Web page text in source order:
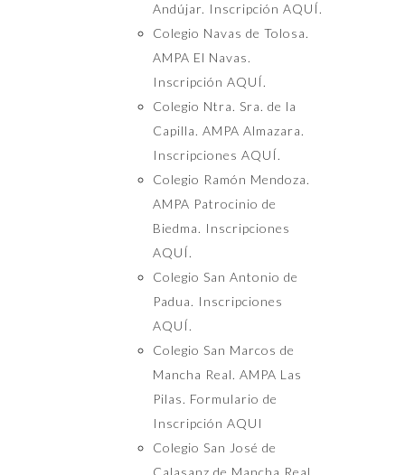
Andújar. Inscripción AQUÍ.
Colegio Navas de Tolosa.
AMPA El Navas.
Inscripción AQUÍ.
Colegio Ntra. Sra. de la
Capilla. AMPA Almazara.
Inscripciones AQUÍ.
Colegio Ramón Mendoza.
AMPA Patrocinio de
Biedma. Inscripciones
AQUÍ.
Colegio San Antonio de
Padua. Inscripciones
AQUÍ.
Colegio San Marcos de
Mancha Real. AMPA Las
Pilas. Formulario de
Inscripción AQUI
Colegio San José de
Calasanz de Mancha Real.